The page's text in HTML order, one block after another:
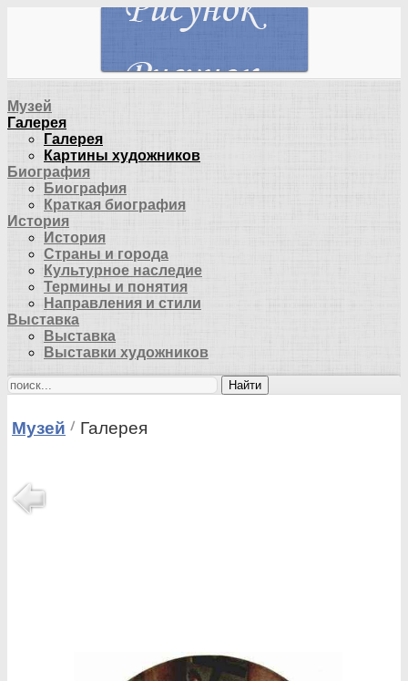
Музей
Галерея
Галерея
Картины художников
Биография
Биография
Краткая биография
История
История
Страны и города
Культурное наследие
Термины и понятия
Направления и стили
Выставка
Выставка
Выставки художников
Найти
Музей Галерея